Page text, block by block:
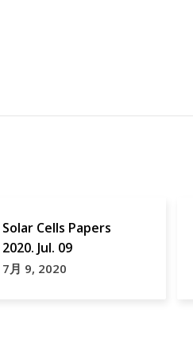
Papers
Solar Cells Papers
2020. Jul. 09
7月 9, 2020